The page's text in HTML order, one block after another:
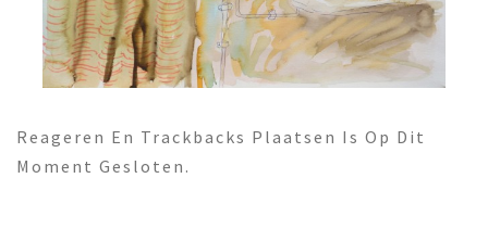
Reageren En Trackbacks Plaatsen Is Op Dit
Moment Gesloten.